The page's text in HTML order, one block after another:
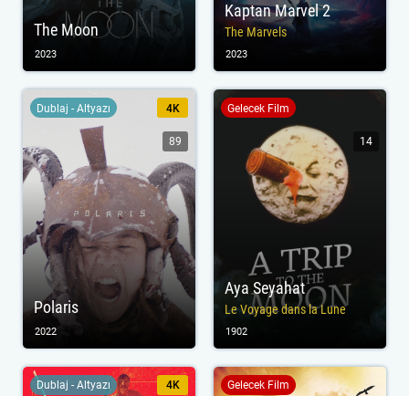
The Moon
2023
Kaptan Marvel 2
The Marvels
2023
Polaris
Dublaj - Altyazı 4K
89
2022
Aya Seyahat
Le Voyage dans la Lune
Gelecek Film
14
1902
Dublaj - Altyazı 4K Gelecek Film